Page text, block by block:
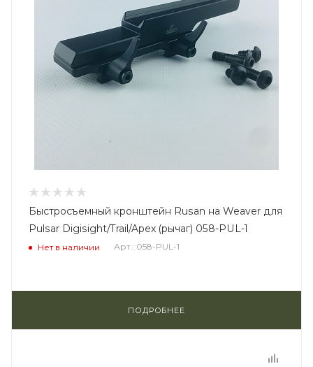
Быстросъемный кронштейн Rusan на Weaver для
Pulsar Digisight/Trail/Apex (рычаг) 058-PUL-1
Нет в наличии Арт.: 058-PUL-1
ПОДРОБНЕЕ